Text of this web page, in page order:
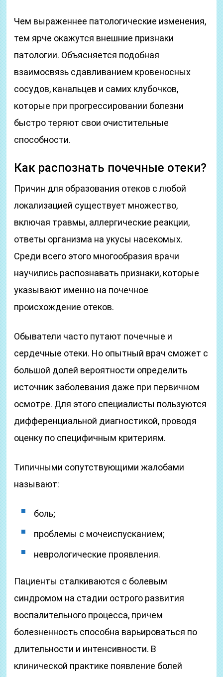
Чем выраженнее патологические изменения,
тем ярче окажутся внешние признаки
патологии. Объясняется подобная
взаимосвязь сдавливанием кровеносных
сосудов, канальцев и самих клубочков,
которые при прогрессировании болезни
быстро теряют свои очистительные
способности.
Как распознать почечные отеки?
Причин для образования отеков с любой
локализацией существует множество,
включая травмы, аллергические реакции,
ответы организма на укусы насекомых.
Среди всего этого многообразия врачи
научились распознавать признаки, которые
указывают именно на почечное
происхождение отеков.
Обыватели часто путают почечные и
сердечные отеки. Но опытный врач сможет с
большой долей вероятности определить
источник заболевания даже при первичном
осмотре. Для этого специалисты пользуются
дифференциальной диагностикой, проводя
оценку по специфичным критериям.
Типичными сопутствующими жалобами
называют:
боль;
проблемы с мочеиспусканием;
неврологические проявления.
Пациенты сталкиваются с болевым
синдромом на стадии острого развития
воспалительного процесса, причем
болезненность способна варьироваться по
длительности и интенсивности. В
клинической практике появление болей